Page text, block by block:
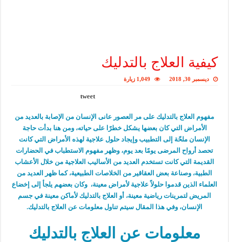
كيفية العلاج بالتدليك
ديسمبر 30, 2018 1,049 زيارة
tweet
مفهوم العلاج بالتدليك على مر العصور عانى الإنسان من الإصابة بالعديد من
الأمراض التي كان بعضها يشكل خطرًا على حياته، ومن هنا بدأت حاجة
الإنسان ملحّة إلى التطبيب وإيجاد حلول علاجية لهذه الأمراض التي كانت
تحصد أرواح المرضى يومًا بعد يوم، وظهر مفهوم الاستطباب في الحضارات
القديمة التي كانت تستخدم العديد من الأساليب العلاجية من خلال الأعشاب
الطبية، وصناعة بعض العقاقير من الخلاصات الطبيعية، كما ظهر العديد من
العلماء الذين قدموا حلولاً علاجية لأمراض معينة، وكان بعضهم يلجأ إلى إخضاع
المريض لتمرينات رياضية معينة، أو العلاج بالتدليك لأماكن معينة في جسم
الإنسان، وفي هذا المقال سيتم تناول معلومات عن العلاج بالتدليك.
معلومات عن العلاج بالتدليك